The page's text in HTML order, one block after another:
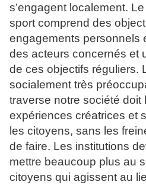
s’engagent localement.
sport comprend des
engagements personnels
des acteurs concernés et
de ces objectifs réguliers.
socialement très
traverse notre société doit
expériences créatrices et
les citoyens, sans les
de faire. Les institutions
mettre beaucoup plus au
citoyens qui agissent au